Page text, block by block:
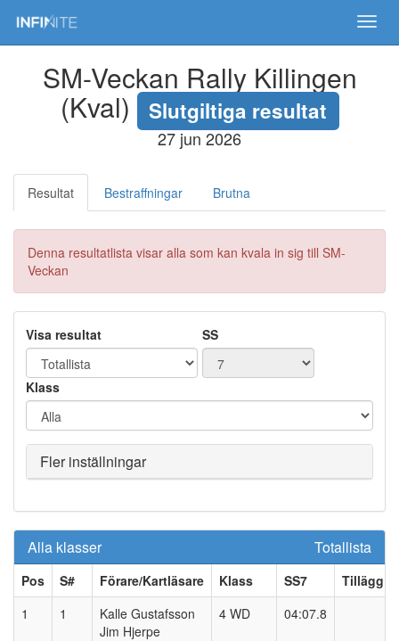
SM-Veckan Rally Killingen
(Kval) Slutgiltiga resultat
27 jun 2026
Resultat Bestraffningar Brutna
Denna resultatlista visar alla som kan kvala in sig till SM-
Veckan
Visa resultat SS
Klass
Fler inställningar
Alla klasser Totallista
Pos S# Förare/Kartläsare Klass SS7
Tillägg
1
1
Kalle Gustafsson
Jim Hjerpe
4 WD 04:07.8